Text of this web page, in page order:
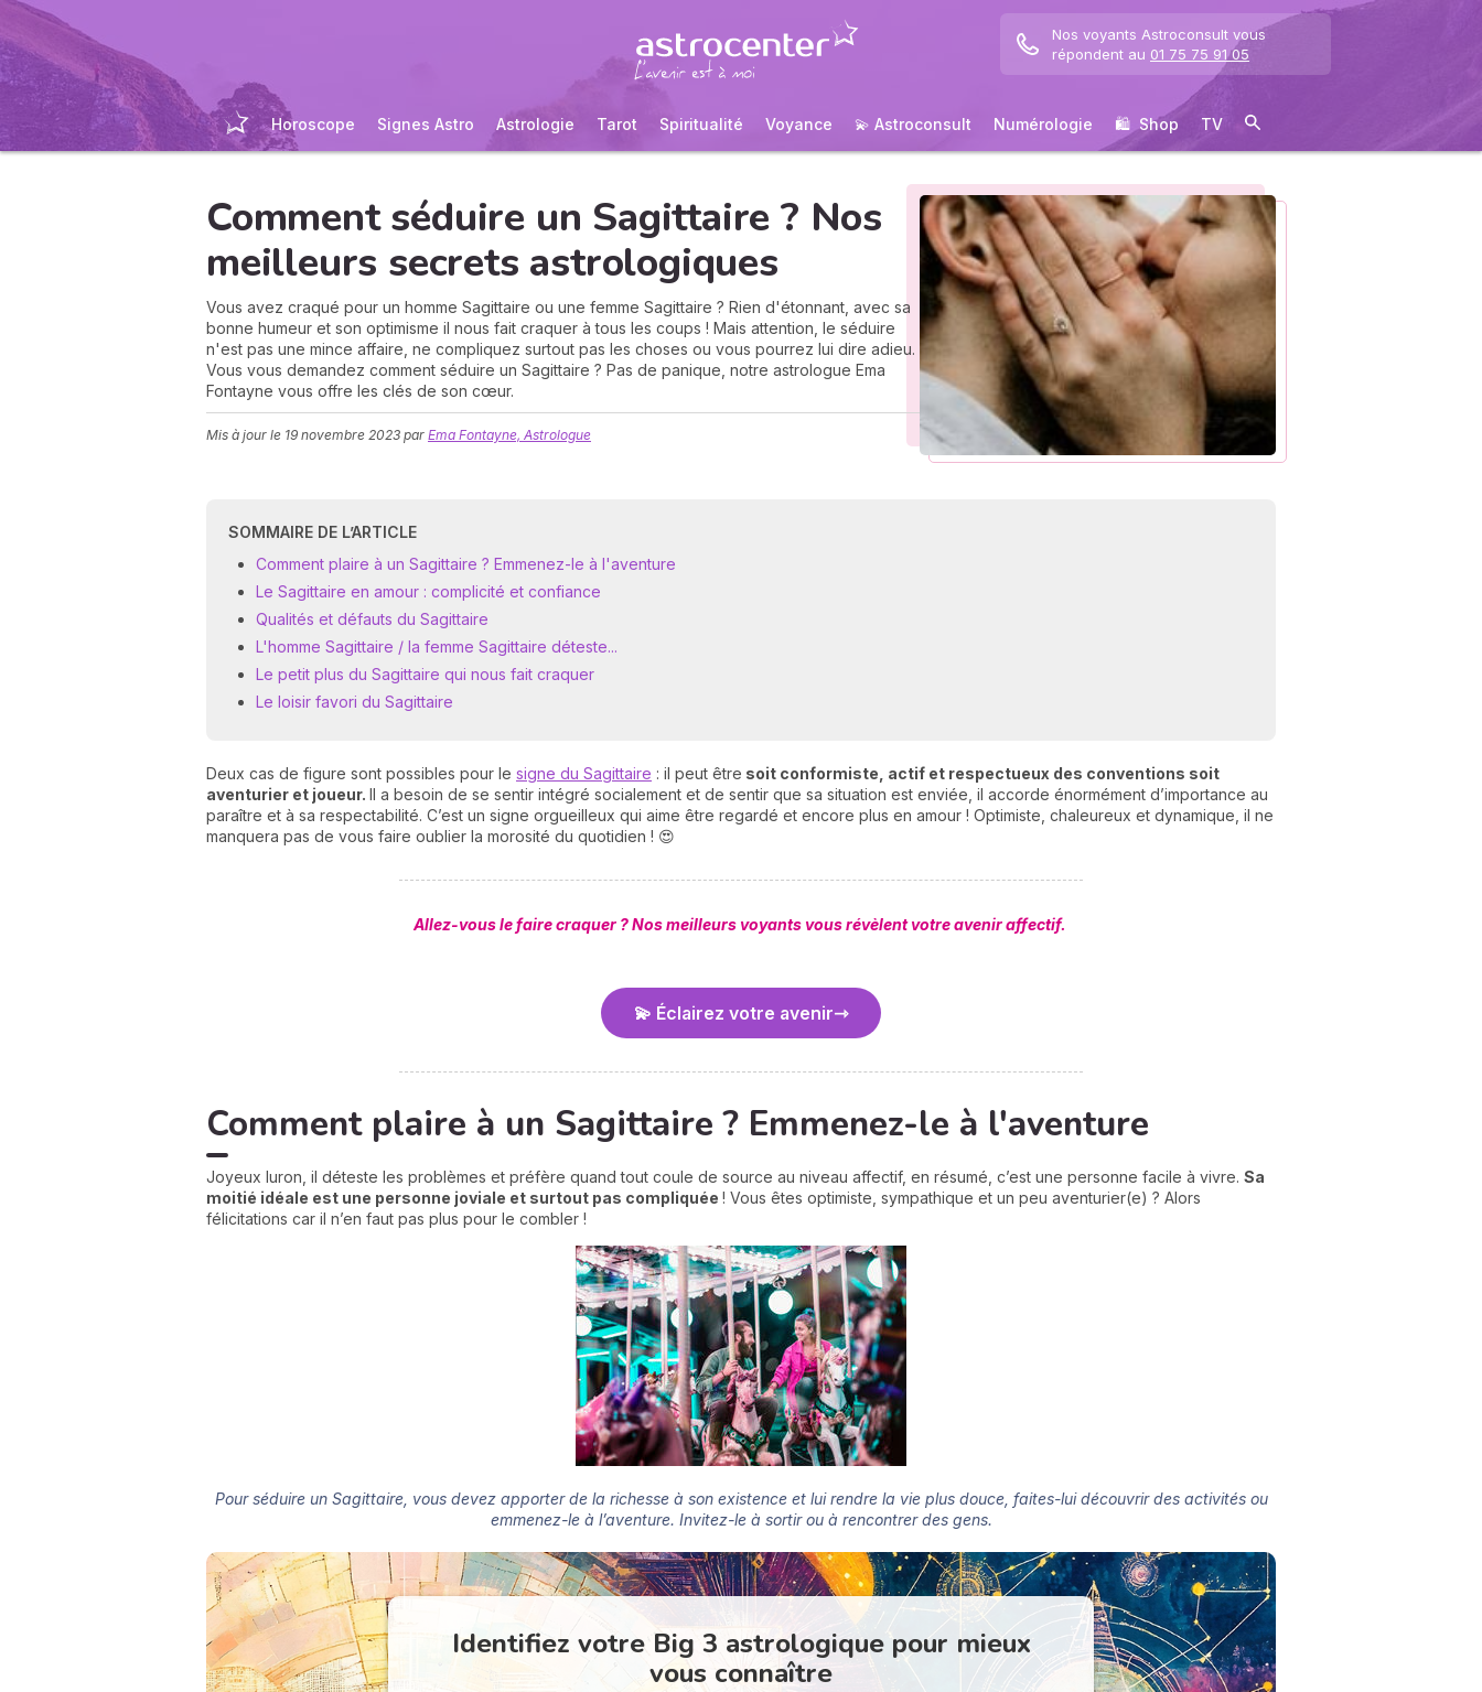
Nos voyants Astroconsult vous
répondent au 01 75 75 91 05
Horoscope Signes Astro Astrologie Tarot Spiritualité Voyance 💫 Astroconsult Numérologie 🛍 ️ Shop TV
Comment séduire un Sagittaire ? Nos
meilleurs secrets astrologiques
Vous avez craqué pour un homme Sagittaire ou une femme Sagittaire ? Rien d'étonnant, avec sa
bonne humeur et son optimisme il nous fait craquer à tous les coups ! Mais attention, le séduire
n'est pas une mince affaire, ne compliquez surtout pas les choses ou vous pourrez lui dire adieu.
Vous vous demandez comment séduire un Sagittaire ? Pas de panique, notre astrologue Ema
Fontayne vous offre les clés de son cœur.
Mis à jour le 19 novembre 2023 par Ema Fontayne, Astrologue
SOMMAIRE DE L’ARTICLE
Comment plaire à un Sagittaire ? Emmenez-le à l'aventure
Le Sagittaire en amour : complicité et confiance
Qualités et défauts du Sagittaire
L'homme Sagittaire / la femme Sagittaire déteste...
Le petit plus du Sagittaire qui nous fait craquer
Le loisir favori du Sagittaire
Deux cas de figure sont possibles pour le signe du Sagittaire : il peut être soit conformiste, actif et respectueux des conventions soit
aventurier et joueur. Il a besoin de se sentir intégré socialement et de sentir que sa situation est enviée, il accorde énormément d’importance au
paraître et à sa respectabilité. C’est un signe orgueilleux qui aime être regardé et encore plus en amour ! Optimiste, chaleureux et dynamique, il ne
manquera pas de vous faire oublier la morosité du quotidien ! 😍
Allez-vous le faire craquer ? Nos meilleurs voyants vous révèlent votre avenir affectif.
💫 Éclairez votre avenir
Comment plaire à un Sagittaire ? Emmenez-le à l'aventure
Joyeux luron, il déteste les problèmes et préfère quand tout coule de source au niveau affectif, en résumé, c’est une personne facile à vivre. Sa
moitié idéale est une personne joviale et surtout pas compliquée ! Vous êtes optimiste, sympathique et un peu aventurier(e) ? Alors
félicitations car il n’en faut pas plus pour le combler !
Pour séduire un Sagittaire, vous devez apporter de la richesse à son existence et lui rendre la vie plus douce, faites-lui découvrir des activités ou
emmenez-le à l’aventure. Invitez-le à sortir ou à rencontrer des gens.
Identifiez votre Big 3 astrologique pour mieux
vous connaître